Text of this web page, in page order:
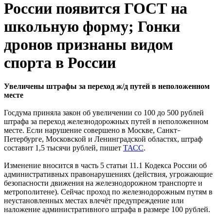
России появится ГОСТ на
школьную форму; Гонки
дронов признаны видом
спорта в России
Увеличены штрафы за переход ж/д путей в неположенном
месте
Госдума приняла закон об увеличении со 100 до 500 рублей
штрафа за переход железнодорожных путей в неположенном
месте. Если нарушение совершено в Москве, Санкт–
Петербурге, Московской и Ленинградской областях, штраф
составит 1,5 тысячи рублей, пишет ТАСС.
Изменение вносится в часть 5 статьи 11.1 Кодекса России об
административных правонарушениях (действия, угрожающие
безопасности движения на железнодорожном транспорте и
метрополитене). Сейчас проход по железнодорожным путям в
неустановленных местах влечёт предупреждение или
наложение административного штрафа в размере 100 рублей.